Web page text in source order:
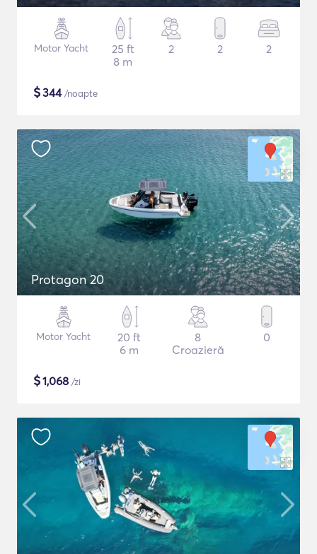
Motor Yacht
25 ft
8 m
2 2 2
$344/noapte
Protagon 20
Motor Yacht
20 ft
6 m
8
Croazieră
0
$1,068 /zi